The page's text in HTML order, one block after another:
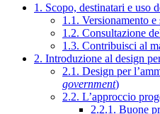
1. Scopo, destinatari e uso
1.1. Versionamento e
1.2. Consultazione
1.3. Contribuisci al
2. Introduzione al design
2.1. Design per
government)
2.2. L’approccio
2.2.1. Buone